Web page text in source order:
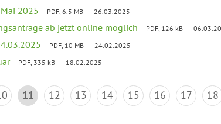
2025 PDF, 6.5 MB 26.03.2025
ab jetzt online möglich PDF, 126 kB
PDF, 10 MB 24.02.2025
PDF, 335 kB 18.02.2025
11 12 13 14 15 16 17 18